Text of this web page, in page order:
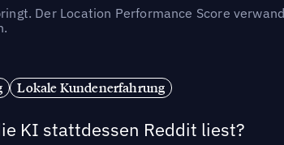
Der Location Performance Score
Lokale Kundenerfahrung
KI stattdessen Reddit liest?